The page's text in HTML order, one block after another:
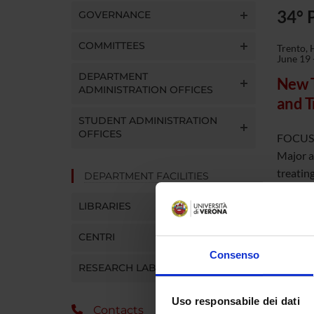
Consenso
Uso responsabile dei dati
GOVERNANCE
COMMITTEES
DEPARTMENT
ADMINISTRATION OFFICES
STUDENT ADMINISTRATION
OFFICES
DEPARTMENT FACILITIES
LIBRARIES
CENTRI
RESEARCH LABORATORIES
Contacts
34°
Trento,
June
New
and
Major
This
and